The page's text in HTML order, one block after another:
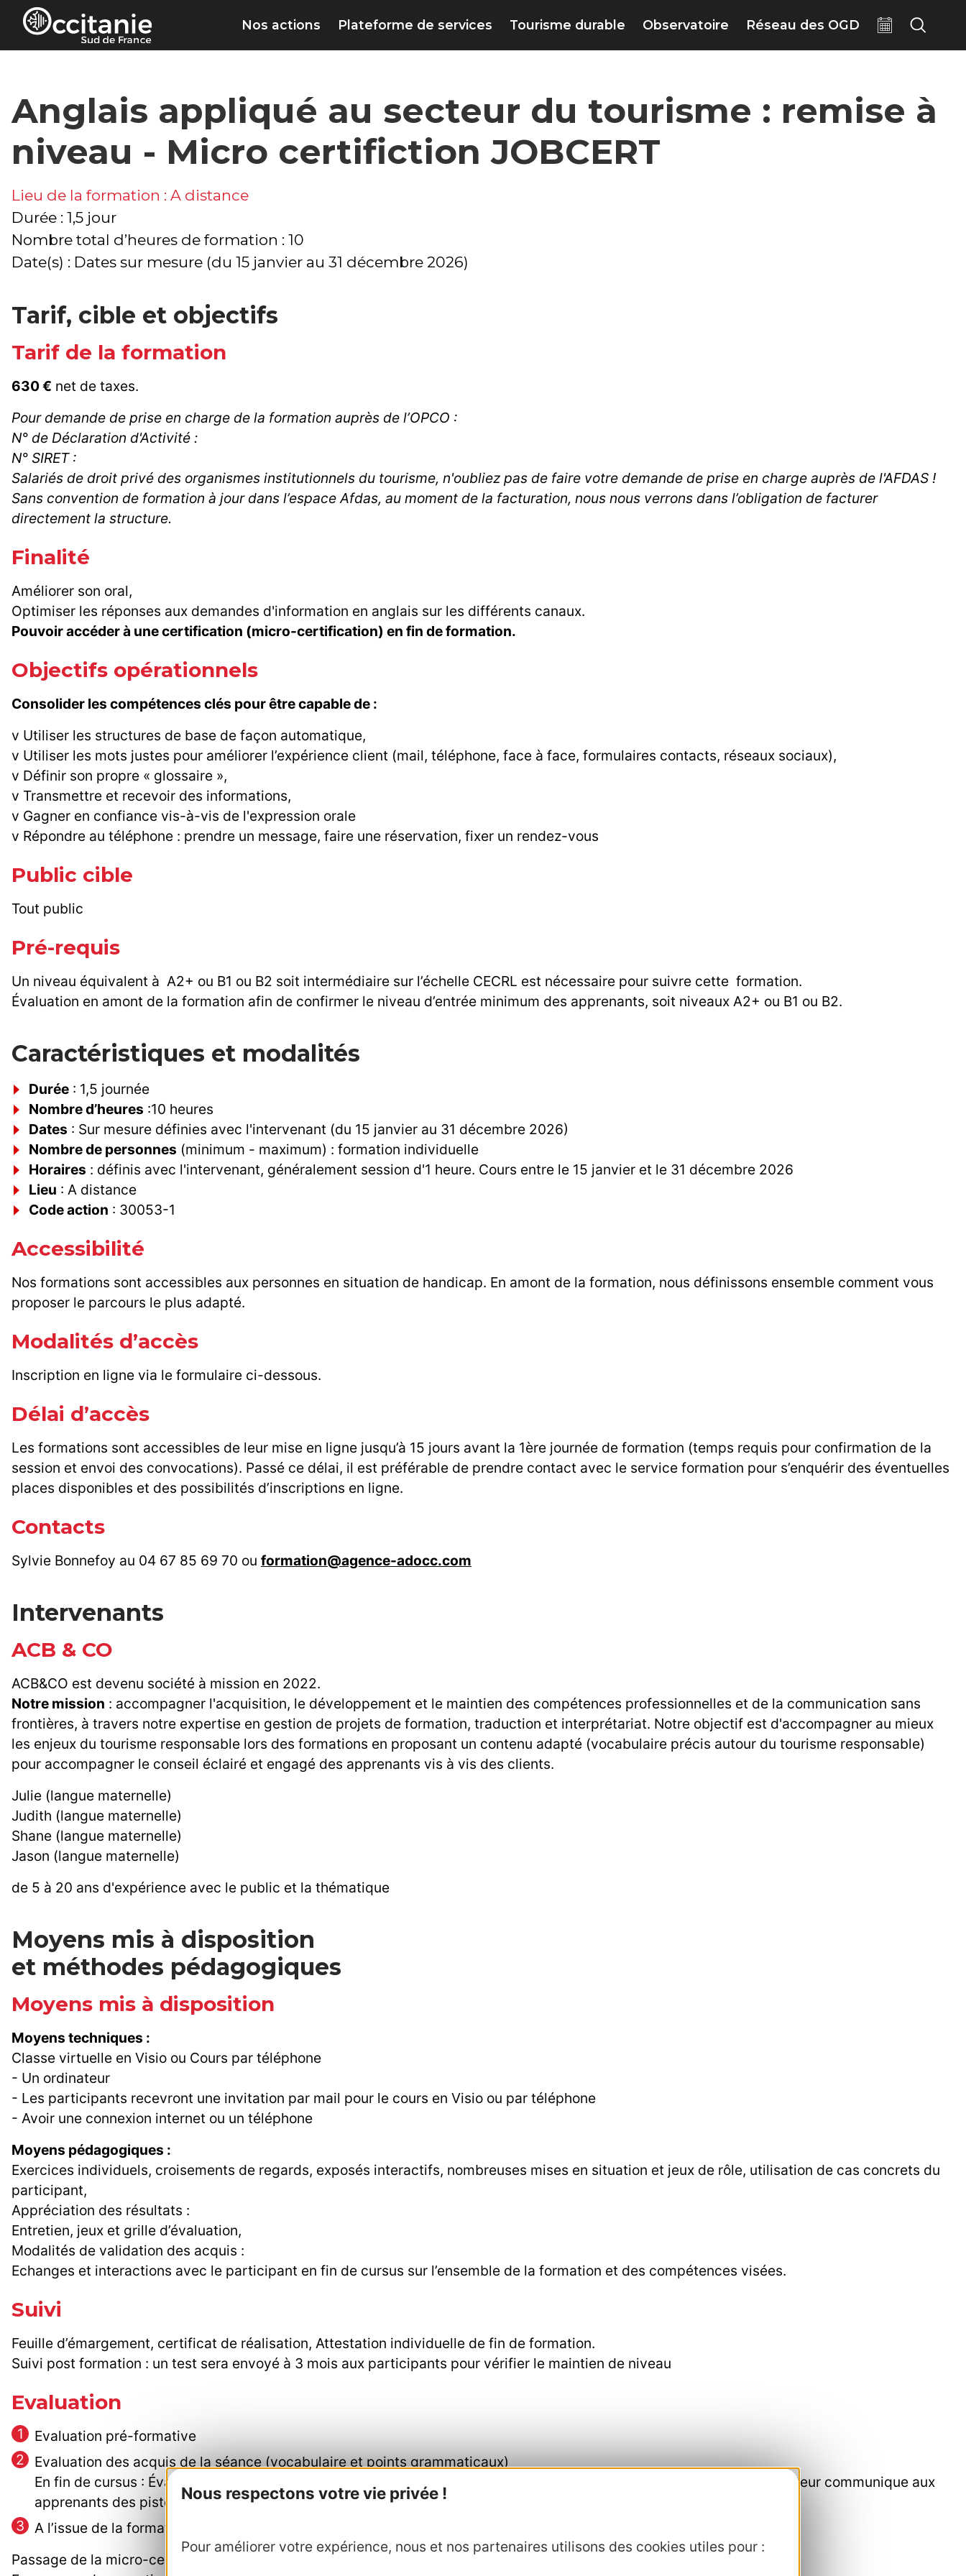
Panneau de gestion des cookies
Nous respectons votre vie privée !
Pour améliorer votre expérience, nous et nos partenaires utilisons des cookies utiles pour :
Nos actions Plateforme de services Tourisme durable Observatoire Réseau des OGD
Anglais appliqué au secteur du tourisme : remise à
niveau - Micro certifiction JOBCERT
Lieu de la formation : A distance
Durée : 1,5 jour
Nombre total d’heures de formation : 10
Date(s) : Dates sur mesure (du 15 janvier au 31 décembre 2026)
Tarif, cible et objectifs
Tarif de la formation
630 € net de taxes.
Pour demande de prise en charge de la formation auprès de l’OPCO :
N° de Déclaration d'Activité :
N° SIRET :
Salariés de droit privé des organismes institutionnels du tourisme, n'oubliez pas de faire votre demande de prise en charge auprès de l'AFDAS !
Sans convention de formation à jour dans l’espace Afdas, au moment de la facturation, nous nous verrons dans l’obligation de facturer
directement la structure.
Finalité
Améliorer son oral,
Optimiser les réponses aux demandes d'information en anglais sur les différents canaux.
Pouvoir accéder à une certification (micro-certification) en fin de formation.
Objectifs opérationnels
Consolider les compétences clés pour être capable de :
v Utiliser les structures de base de façon automatique,
v Utiliser les mots justes pour améliorer l’expérience client (mail, téléphone, face à face, formulaires contacts, réseaux sociaux),
v Définir son propre « glossaire »,
v Transmettre et recevoir des informations,
v Gagner en confiance vis-à-vis de l'expression orale
v Répondre au téléphone : prendre un message, faire une réservation, fixer un rendez-vous
Public cible
Tout public
Pré-requis
Un niveau équivalent à A2+ ou B1 ou B2 soit intermédiaire sur l’échelle CECRL est nécessaire pour suivre cette formation.
Évaluation en amont de la formation afin de confirmer le niveau d’entrée minimum des apprenants, soit niveaux A2+ ou B1 ou B2.
Caractéristiques et modalités
Durée : 1,5 journée
Nombre d’heures :10 heures
Dates : Sur mesure définies avec l'intervenant (du 15 janvier au 31 décembre 2026)
Nombre de personnes (minimum - maximum) : formation individuelle
Horaires : définis avec l'intervenant, généralement session d'1 heure. Cours entre le 15 janvier et le 31 décembre 2026
Lieu : A distance
Code action : 30053-1
Accessibilité
Nos formations sont accessibles aux personnes en situation de handicap. En amont de la formation, nous définissons ensemble comment vous
proposer le parcours le plus adapté.
Modalités d’accès
Inscription en ligne via le formulaire ci-dessous.
Délai d’accès
Les formations sont accessibles de leur mise en ligne jusqu’à 15 jours avant la 1ère journée de formation (temps requis pour confirmation de la
session et envoi des convocations). Passé ce délai, il est préférable de prendre contact avec le service formation pour s’enquérir des éventuelles
places disponibles et des possibilités d’inscriptions en ligne.
Contacts
Sylvie Bonnefoy au 04 67 85 69 70 ou formation@agence-adocc.com
Intervenants
ACB & CO
ACB&CO est devenu société à mission en 2022.
Notre mission : accompagner l'acquisition, le développement et le maintien des compétences professionnelles et de la communication sans
frontières, à travers notre expertise en gestion de projets de formation, traduction et interprétariat. Notre objectif est d'accompagner au mieux
les enjeux du tourisme responsable lors des formations en proposant un contenu adapté (vocabulaire précis autour du tourisme responsable)
pour accompagner le conseil éclairé et engagé des apprenants vis à vis des clients.
Julie (langue maternelle)
Judith (langue maternelle)
Shane (langue maternelle)
Jason (langue maternelle)
de 5 à 20 ans d'expérience avec le public et la thématique
Moyens mis à disposition
et méthodes pédagogiques
Moyens mis à disposition
Moyens techniques :
Classe virtuelle en Visio ou Cours par téléphone
- Un ordinateur
- Les participants recevront une invitation par mail pour le cours en Visio ou par téléphone
- Avoir une connexion internet ou un téléphone
Moyens pédagogiques :
Exercices individuels, croisements de regards, exposés interactifs, nombreuses mises en situation et jeux de rôle, utilisation de cas concrets du
participant,
Appréciation des résultats :
Entretien, jeux et grille d’évaluation,
Modalités de validation des acquis :
Echanges et interactions avec le participant en fin de cursus sur l’ensemble de la formation et des compétences visées.
Suivi
Feuille d’émargement, certificat de réalisation, Attestation individuelle de fin de formation.
Suivi post formation : un test sera envoyé à 3 mois aux participants pour vérifier le maintien de niveau
Evaluation
Evaluation pré-formative
Evaluation des acquis de la séance (vocabulaire et points grammaticaux)
En fin de cursus : Évaluation des acquis et autoévaluation, détermination des points de travail post formatifs, le formateur communique aux
apprenants des pistes pédagogiques
A l’issue de la formation :
Passage de la micro-certification en pour avoir une compétence essentielle : Mieux accompagner nos visiteurs étrangers